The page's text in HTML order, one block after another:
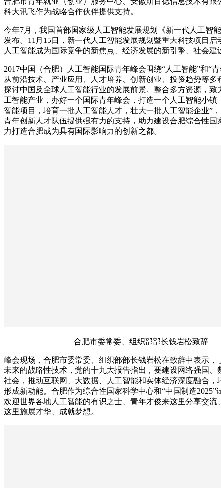
科大讯飞作为战略合作伙伴提供支持。
今年7月，我国首部国家级人工智能发展规划《新一代人工智
发布。11月15日，新一代人工智能发展规划暨重大科技项目启
人工智能成为国际竞争的新焦点、经济发展的新引擎、社会建
2017中国（合肥）人工智能国际青年峰会围绕“人工智能”和“
从前沿技术、产业应用、人才培养、创新创业、投资趋势等多
探讨中国及全球人工智能行业的发展前景。整合多方资源，致
工智能产业，办好一个国际青年峰会，打造一个人工智能小镇
智能项目，培育一批人工智能人才，壮大一批人工智能企业”
青年创新人才队伍提供强有力的支持，助力建设合肥综合性国
力打造合肥成为具有国际影响力的创新之都。
合肥市委常委、组织部部长钱岩松致辞
峰会现场，合肥市委常委、组织部部长钱岩松在致辞中表示，
未来的战略性技术，党的十九大报告指出，要建设网络强国、
社会，推动互联网、大数据、人工智能和实体经济深度融合，
形成新动能。合肥作为综合性国家科学中心和“中国制造2025”
欢迎世界各地人工智能的有识之士、青年才俊来这里分享交流
这里施展才华、成就梦想。